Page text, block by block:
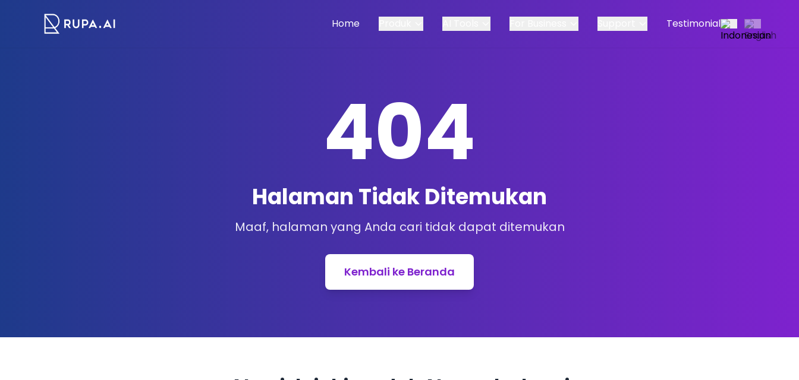
Home Testimonial
404
Halaman Tidak Ditemukan
Maaf, halaman yang Anda cari tidak dapat ditemukan
Kembali ke Beranda